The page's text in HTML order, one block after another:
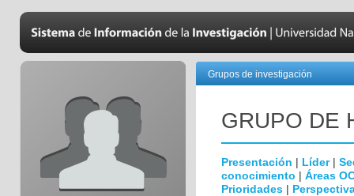
Grupos de investigación
GRUPO DE
Presentación | Líder|
conocimiento | Áreas
Prioridades |